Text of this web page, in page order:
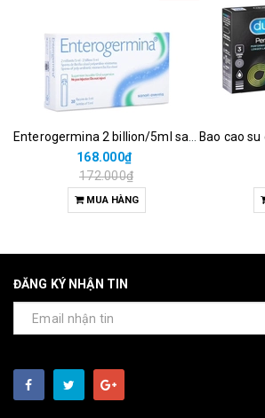
168.000₫
172.000₫
MUA HÀNG
ĐĂNG KÝ NHẬN TIN